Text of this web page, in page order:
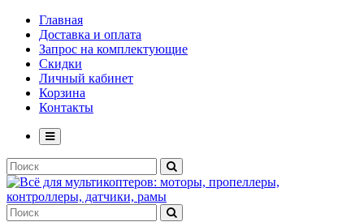
Главная
Доставка и оплата
Запрос на комплектующие
Скидки
Личный кабинет
Корзина
Контакты